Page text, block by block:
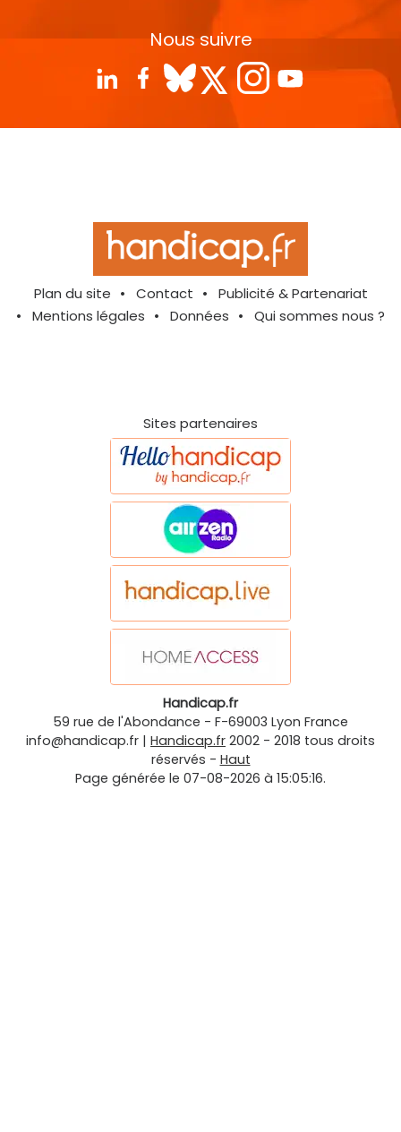
Nous suivre
Plan du site Contact
Publicité & Partenariat
Mentions légales
Données Qui sommes nous ?
Sites partenaires
Handicap.fr
59 rue de l'Abondance - F-69003 Lyon France
info@handicap.fr | Handicap.fr 2002 - 2018 tous droits
réservés - Haut
Page générée le 07-08-2026 à 15:05:16.